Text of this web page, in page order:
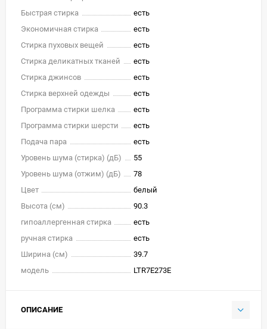
Быстрая стирка
есть
Экономичная стирка
есть
Стирка пуховых вещей
есть
Стирка деликатных тканей
есть
Стирка джинсов
есть
Стирка верхней одежды
есть
Программа стирки шелка
есть
Программа стирки шерсти
есть
Подача пара
есть
Уровень шума (стирка) (дБ)
55
Уровень шума (отжим) (дБ)
78
Цвет
белый
Высота (см)
90.3
гипоаллергенная стирка
есть
ручная стирка
есть
Ширина (см)
39.7
модель
LTR7E273E
ОПИСАНИЕ